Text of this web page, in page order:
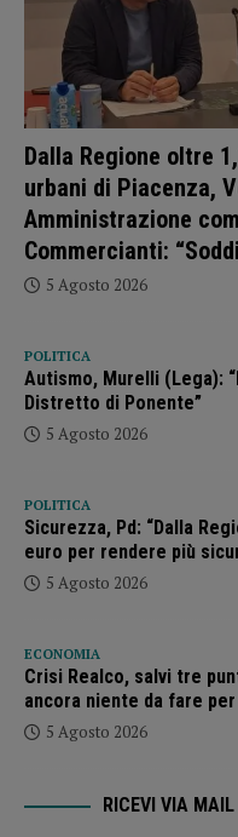
Dalla Regione oltre
urbani di Piacenza,
Amministrazione
Commercianti:
5 Agosto 2026
POLITICA
Autismo, Murelli (Lega):
Distretto di Ponente”
5 Agosto 2026
POLITICA
Sicurezza, Pd: “Dalla
euro per rendere più
5 Agosto 2026
ECONOMIA
Crisi Realco, salvi tre
ancora niente da fare
5 Agosto 2026
RICEVI VIA